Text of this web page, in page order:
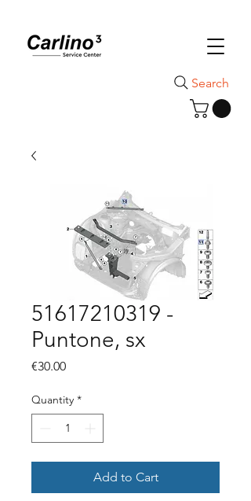
Search
51617210319 -
Puntone, sx
€30.00Price
Quantity *
Add to Cart